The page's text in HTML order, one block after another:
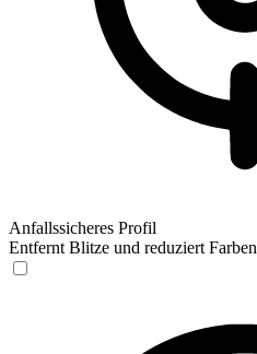
Anfallssicheres Profil
Entfernt Blitze und reduziert Farben